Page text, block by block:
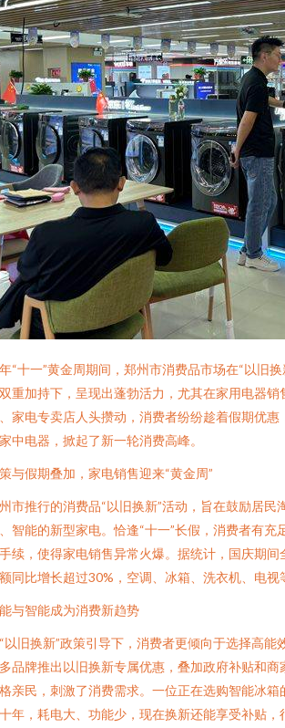
“十一”黄金周期间，郑州市消费品市场在“以旧
重加持下，呈现出蓬勃活力，尤其在家用电器
家电专卖店人头攒动，消费者纷纷趁着假期优惠
中电器，掀起了新一轮消费高峰。
与假期叠加，家电销售迎来“黄金周”
市推行的消费品“以旧换新”活动，旨在鼓励居民
智能的新型家电。恰逢“十一”长假，消费者有充
续，使得家电销售异常火爆。据统计，国庆期
同比增长超过30%，空调、冰箱、洗衣机、电视
与智能成为消费新趋势
以旧换新”政策引导下，消费者更倾向于选择高能
品牌推出以旧换新专属优惠，叠加政府补贴和
亲民，刺激了消费需求。一位正在选购智能冰箱
年，耗电大、功能少，现在换新还能享受补贴，